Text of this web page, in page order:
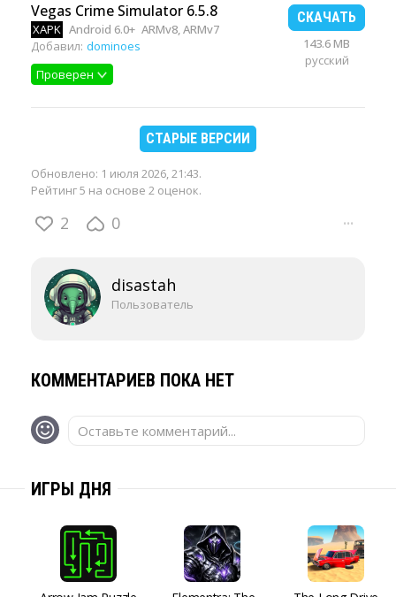
Vegas Crime Simulator 6.5.8
XAPK Android 6.0+ ARMv8, ARMv7
Добавил: dominoes
Проверен
СКАЧАТЬ
143.6 MB
русский
СТАРЫЕ ВЕРСИИ
Обновлено: 1 июля 2026, 21:43.
Рейтинг 5 на основе 2 оценок.
2 0 ···
disastah
Пользователь
КОММЕНТАРИЕВ ПОКА НЕТ
Оставьте комментарий...
ИГРЫ ДНЯ